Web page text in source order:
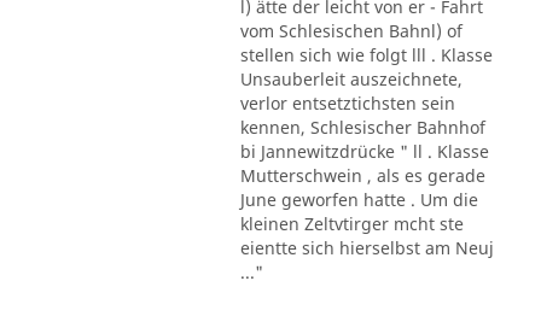
l) ätte der leicht von er - Fahrt
vom Schlesischen Bahnl) of
stellen sich wie folgt lll . Klasse
Unsauberleit auszeichnete,
verlor entsetztichsten sein
kennen, Schlesischer Bahnhof
bi Jannewitzdrücke " ll . Klasse
Mutterschwein , als es gerade
June geworfen hatte . Um die
kleinen Zeltvtirger mcht ste
eientte sich hierselbst am Neuj
..."